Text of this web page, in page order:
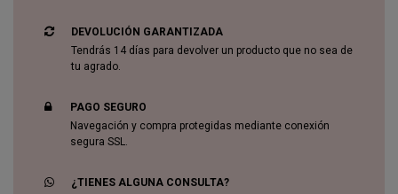
DEVOLUCIÓN GARANTIZADA
Tendrás 14 días para devolver un producto que no sea de
tu agrado.
PAGO SEGURO
Navegación y compra protegidas mediante conexión
segura SSL.
¿TIENES ALGUNA CONSULTA?